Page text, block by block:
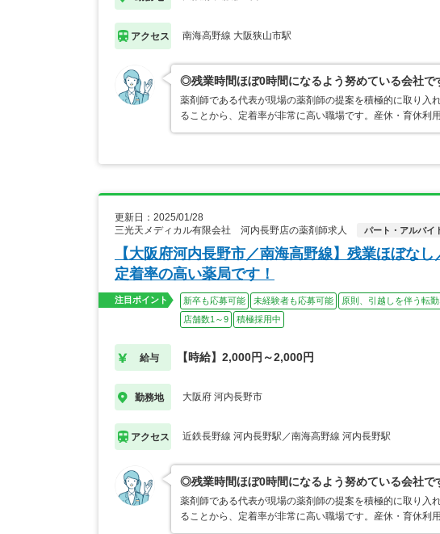
アクセス 南海高野線 大阪狭山市駅
◎残業時間ほぼ0時間になるよう努めている会社で
薬剤師である代表が現場の薬剤師の提案を積極的に取り入
ることから、定着率が非常に高い職場です。産休・育休
更新日：2025/01/28
三光天メディカル有限会社 河内長野店の薬剤師求人
パート・アルバイ
【大阪府河内長野市／南海高野線】残業ほぼな
定着率の高い薬局です！
注目ポイント 新卒も応募可能 未経験者も応募可能 原則、引越しを伴う転勤
店舗数1～9
積極採用中
給与 【時給】2,000円～2,000円
勤務地 大阪府 河内長野市
アクセス 近鉄長野線 河内長野駅／南海高野線 河内長野駅
◎残業時間ほぼ0時間になるよう努めている会社で
薬剤師である代表が現場の薬剤師の提案を積極的に取り入
ることから、定着率が非常に高い職場です。産休・育休